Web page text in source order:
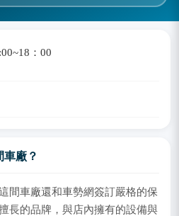
：00
車廠？
間車廠還和車勢網簽訂嚴格的保
長的品牌，與店內擁有的設備與